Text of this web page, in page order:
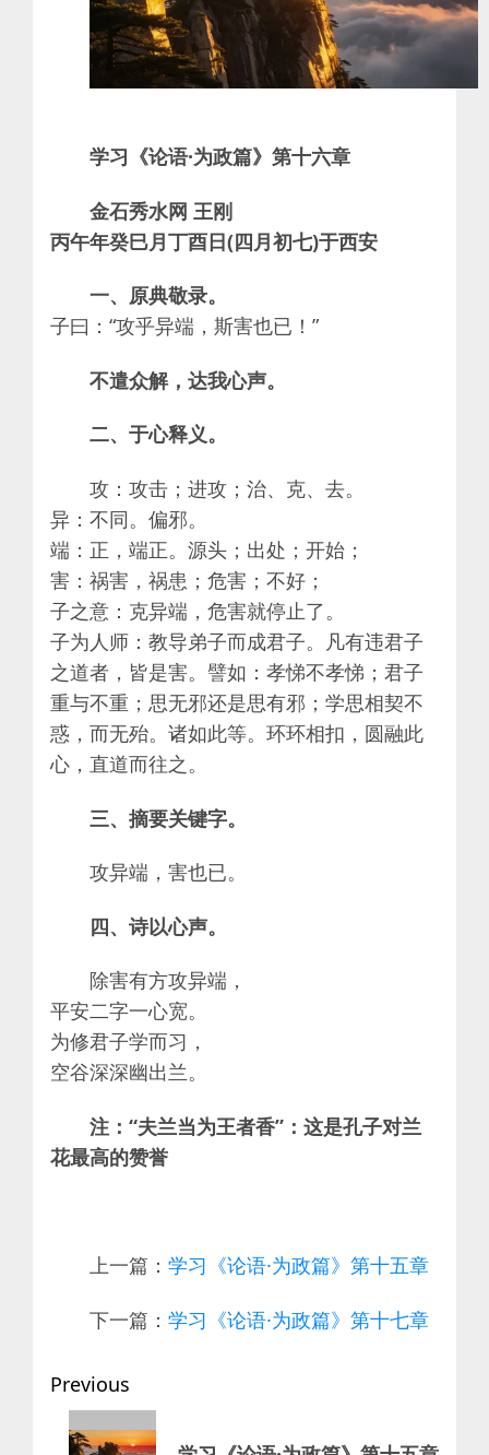
学习《论语·为政篇》第十六章
金石秀水网 王刚
丙午年癸巳月丁酉日(四月初七)于西安
一、原典敬录。
子曰：“攻乎异端，斯害也已！”
不遣众解，达我心声。
二、于心释义。
攻：攻击；进攻；治、克、去。
异：不同。偏邪。
端：正，端正。源头；出处；开始；
害：祸害，祸患；危害；不好；
子之意：克异端，危害就停止了。
子为人师：教导弟子而成君子。凡有违君子
之道者，皆是害。譬如：孝悌不孝悌；君子
重与不重；思无邪还是思有邪；学思相契不
惑，而无殆。诸如此等。环环相扣，圆融此
心，直道而往之。
三、摘要关键字。
攻异端，害也已。
四、诗以心声。
除害有方攻异端，
平安二字一心宽。
为修君子学而习，
空谷深深幽出兰。
注：“夫兰当为王者香”‌：这是孔子对兰
花最高的赞誉
上一篇： 学习《论语·为政篇》第十五章
下一篇： 学习《论语·为政篇》第十七章
Post
navigation
Previous
Previous